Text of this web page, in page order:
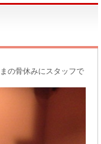
の骨休みにスタッフで